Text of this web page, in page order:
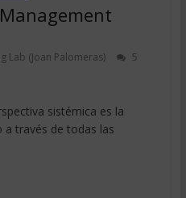
Lab (Joan Palomeras)
5
sistémica es la
través de todas las